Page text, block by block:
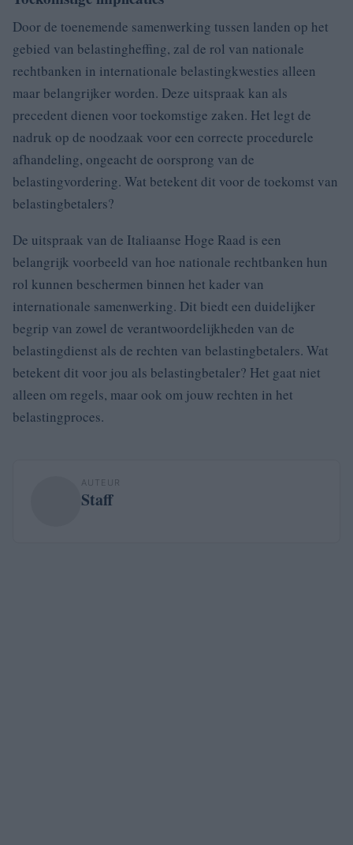
Door de toenemende samenwerking tussen landen op het
gebied van belastingheffing, zal de rol van nationale
rechtbanken in internationale belastingkwesties alleen
maar belangrijker worden. Deze uitspraak kan als
precedent dienen voor toekomstige zaken. Het legt de
nadruk op de noodzaak voor een correcte procedurele
afhandeling, ongeacht de oorsprong van de
belastingvordering. Wat betekent dit voor de toekomst van
belastingbetalers?
De uitspraak van de Italiaanse Hoge Raad is een
belangrijk voorbeeld van hoe nationale rechtbanken hun
rol kunnen beschermen binnen het kader van
internationale samenwerking. Dit biedt een duidelijker
begrip van zowel de verantwoordelijkheden van de
belastingdienst als de rechten van belastingbetalers. Wat
betekent dit voor jou als belastingbetaler? Het gaat niet
alleen om regels, maar ook om jouw rechten in het
belastingproces.
AUTEUR
Staff